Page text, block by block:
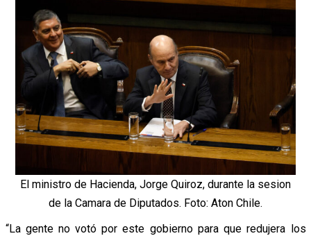
El ministro de Hacienda, Jorge Quiroz, durante la sesion
de la Camara de Diputados. Foto: Aton Chile.
“La gente no votó por este gobierno para que redujera los